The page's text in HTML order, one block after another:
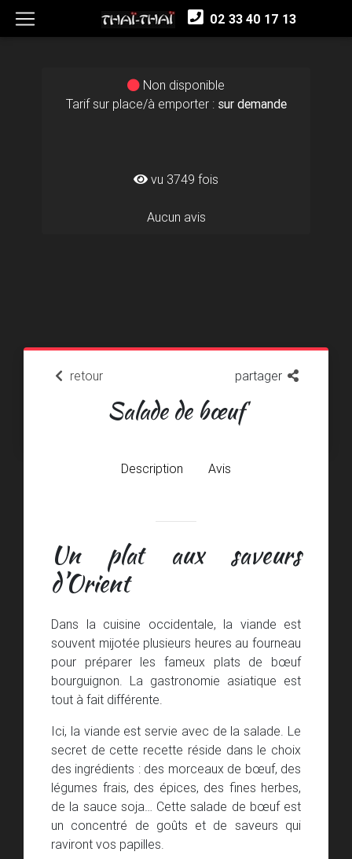
02 33 40 17 13
Non disponible
Tarif sur place/à emporter : sur demande
vu 3749 fois
Aucun avis
retour partager
Salade de bœuf
Description Avis
Un plat aux saveurs
d’Orient
Dans la cuisine occidentale, la viande est
souvent mijotée plusieurs heures au fourneau
pour préparer les fameux plats de bœuf
bourguignon. La gastronomie asiatique est
tout à fait différente.
Ici, la viande est servie avec de la salade. Le
secret de cette recette réside dans le choix
des ingrédients : des morceaux de bœuf, des
légumes frais, des épices, des fines herbes,
de la sauce soja… Cette salade de bœuf est
un concentré de goûts et de saveurs qui
raviront vos papilles.